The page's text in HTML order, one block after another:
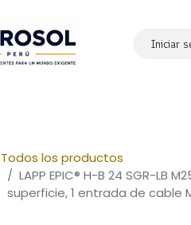
Iniciar
Todos los productos
LAPP EPIC® H-B 24 SGR-LB
superficie, 1 entrada de cable